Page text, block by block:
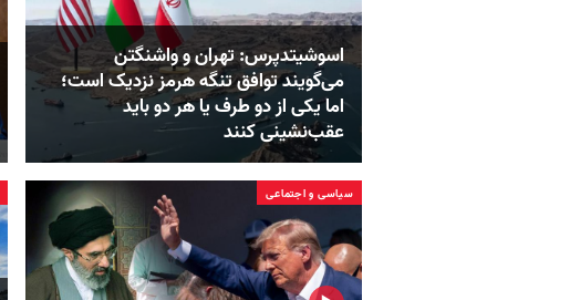
اسوشیتدپرس: تهران و واشنگتن
می‌گویند توافق تنگه هرمز نزدیک است؛
اما یکی از دو طرف یا هر دو باید
عقب‌نشینی کنند
سیاسی و اجتماعی